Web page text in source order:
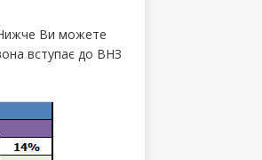
Ви можете
вступає до ВНЗ